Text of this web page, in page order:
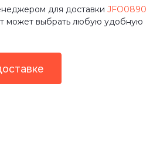
для доставки JFO0890
может выбрать любую удобную